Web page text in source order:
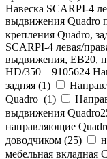
Навеска SCARPI-4
выдвижения Quadro
крепления Quadro,
SCARPI-4 левая/
выдвижения, ЕВ20,
HD/350 – 9105624
задняя (1)
Quadro (1)
выдвижения
направляющие
доводчиком (25)
мебельная вкладная